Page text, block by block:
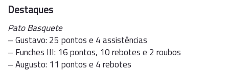
Destaques
Pato Basquete
– Gustavo: 25 pontos e 4 assistências
– Funches III: 16 pontos, 10 rebotes e 2 roubos
– Augusto: 11 pontos e 4 rebotes